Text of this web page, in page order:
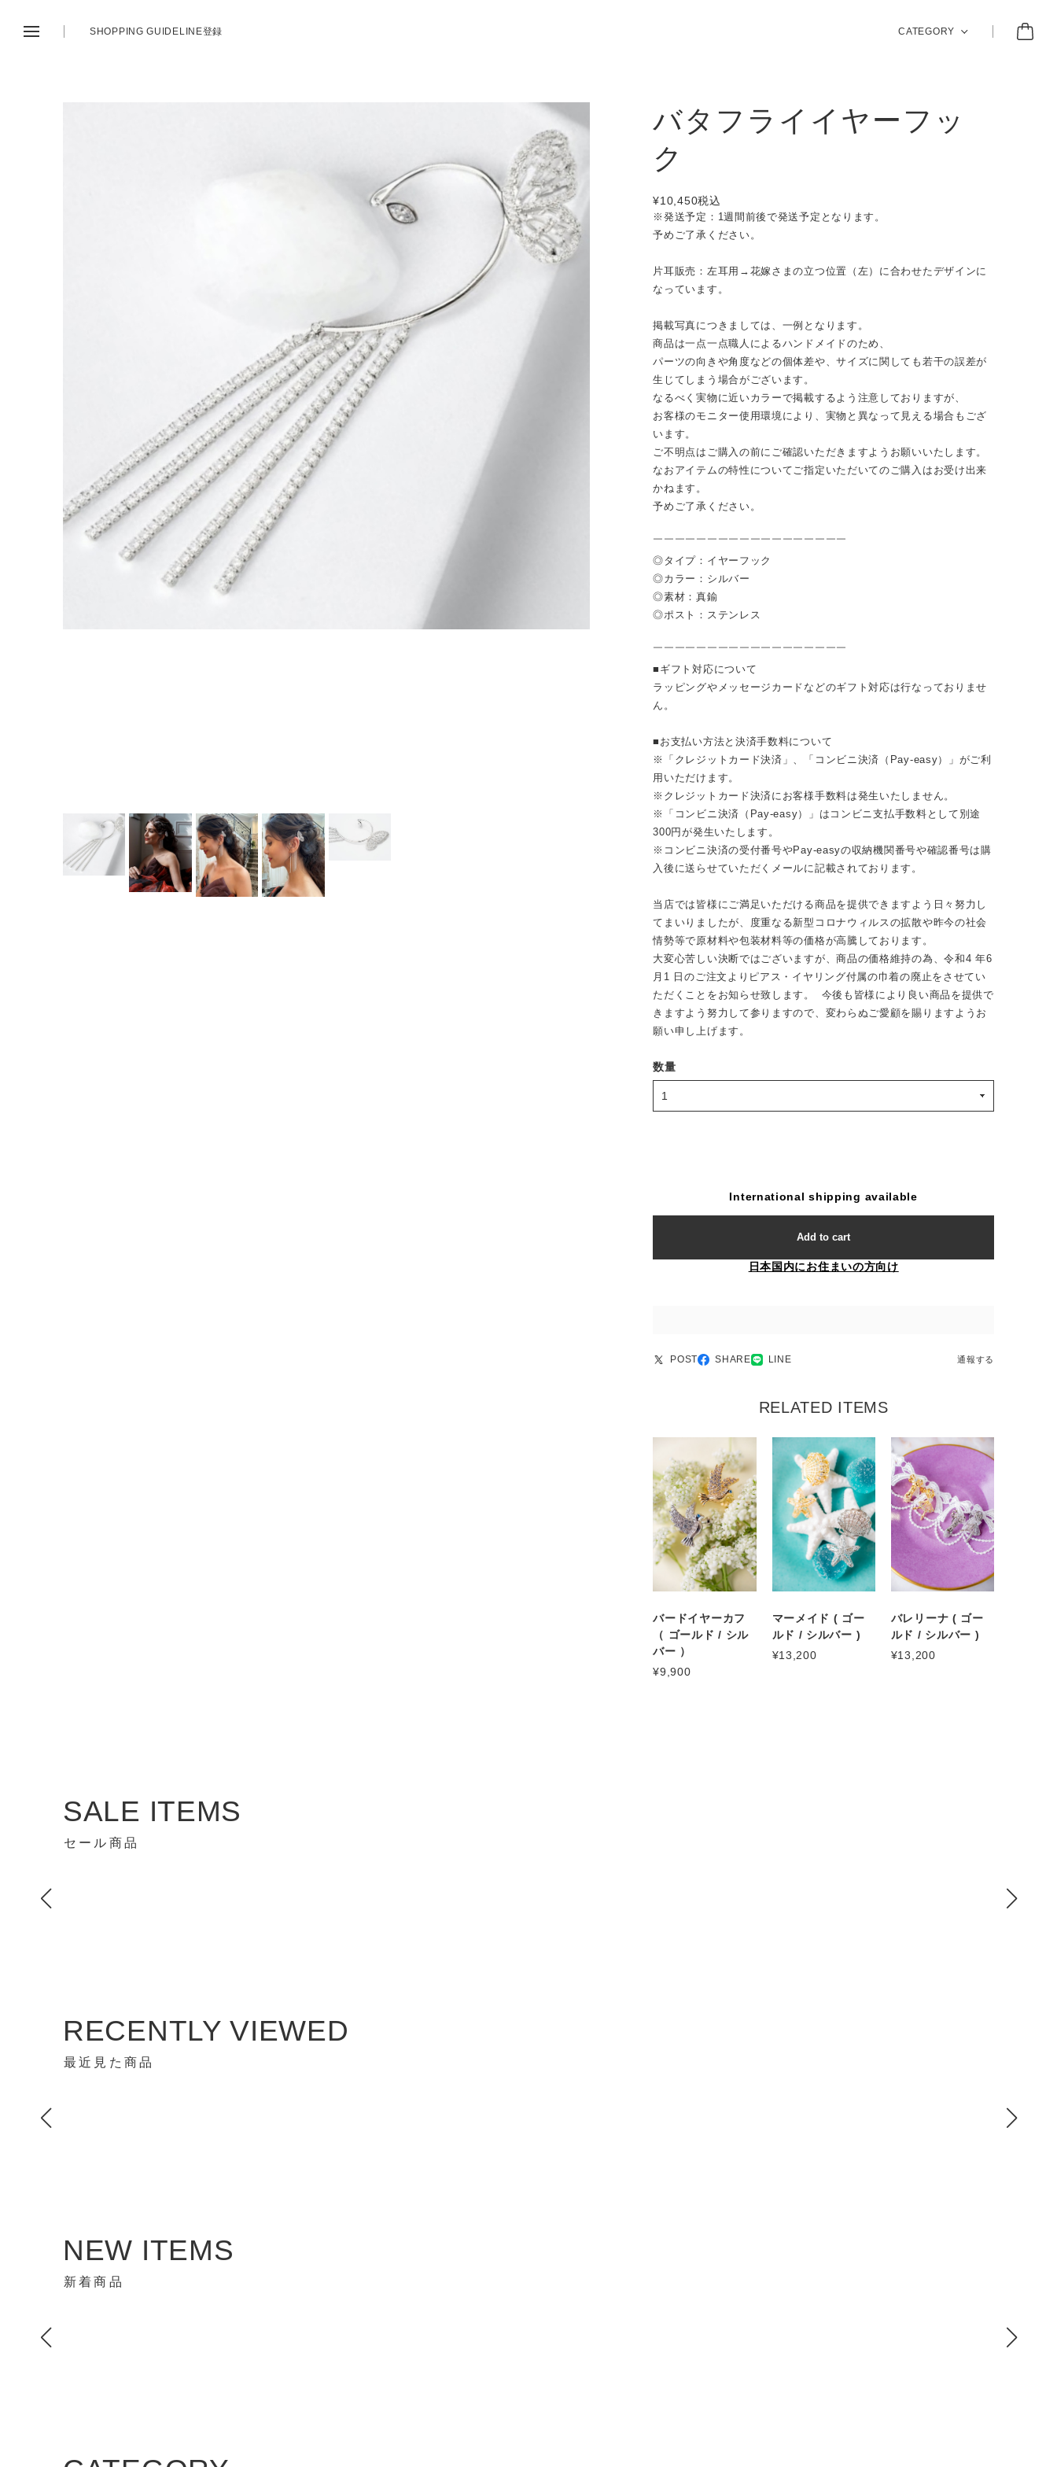
SHOPPING GUIDELINE登録 CATEGORY
バタフライイヤーフッ
ク
¥10,450税込
※発送予定：1週間前後で発送予定となります。
予めご了承ください。
片耳販売：左耳用→花嫁さまの立つ位置（左）に合わせたデザインに
なっています。
掲載写真につきましては、一例となります。
商品は一点一点職人によるハンドメイドのため、
パーツの向きや角度などの個体差や、サイズに関しても若干の誤差が
生じてしまう場合がございます。
なるべく実物に近いカラーで掲載するよう注意しておりますが、
お客様のモニター使用環境により、実物と異なって見える場合もござ
います。
ご不明点はご購入の前にご確認いただきますようお願いいたします。
なおアイテムの特性についてご指定いただいてのご購入はお受け出来
かねます。
予めご了承ください。
￣￣￣￣￣￣￣￣￣￣￣￣￣￣￣￣￣￣
◎タイプ：イヤーフック
◎カラー：シルバー
◎素材：真鍮
◎ポスト：ステンレス
￣￣￣￣￣￣￣￣￣￣￣￣￣￣￣￣￣￣
■ギフト対応について
ラッピングやメッセージカードなどのギフト対応は行なっておりませ
ん。
■お支払い方法と決済手数料について
※「クレジットカード決済」、「コンビニ決済（Pay-easy）」がご利
用いただけます。
※クレジットカード決済にお客様手数料は発生いたしません。
※「コンビニ決済（Pay-easy）」はコンビニ支払手数料として別途
300円が発生いたします。
※コンビニ決済の受付番号やPay-easyの収納機関番号や確認番号は購
入後に送らせていただくメールに記載されております。
当店では皆様にご満足いただける商品を提供できますよう日々努力し
てまいりましたが、度重なる新型コロナウィルスの拡散や昨今の社会
情勢等で原材料や包装材料等の価格が高騰しております。
大変心苦しい決断ではございますが、商品の価格維持の為、令和4 年6
月1 日のご注文よりピアス・イヤリング付属の巾着の廃止をさせてい
ただくことをお知らせ致します。 今後も皆様により良い商品を提供で
きますよう努力して参りますので、変わらぬご愛顧を賜りますようお
願い申し上げます。
数量
International shipping available
Add to cart
日本国内にお住まいの方向け
POST SHARE LINE 通報する
RELATED ITEMS
バードイヤーカフ
（ ゴールド / シル
バー ）
¥9,900
マーメイド ( ゴー
ルド / シルバー )
¥13,200
バレリーナ ( ゴー
ルド / シルバー )
¥13,200
SALE ITEMS
セール商品
RECENTLY VIEWED
最近見た商品
NEW ITEMS
新着商品